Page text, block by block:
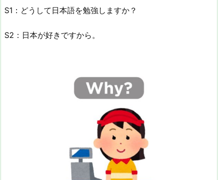
S1：どうして日本語を勉強しますか？
S2：日本が好きですから。